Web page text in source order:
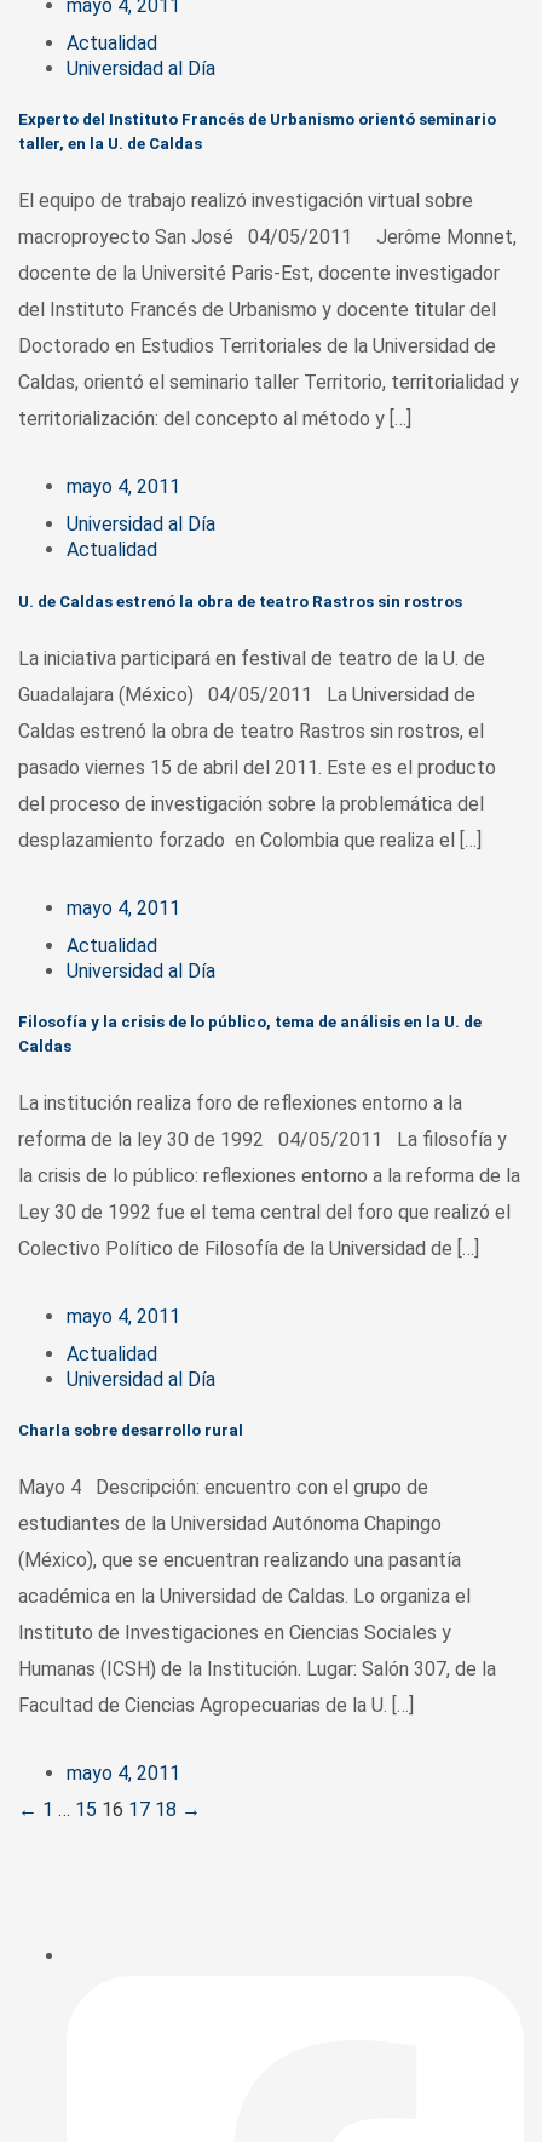
mayo 4, 2011
Actualidad
Universidad al Día
Experto del Instituto Francés de Urbanismo orientó seminario
taller, en la U. de Caldas
El equipo de trabajo realizó investigación virtual sobre
macroproyecto San José 04/05/2011 Jerôme Monnet,
docente de la Université Paris-Est, docente investigador
del Instituto Francés de Urbanismo y docente titular del
Doctorado en Estudios Territoriales de la Universidad de
Caldas, orientó el seminario taller Territorio, territorialidad y
territorialización: del concepto al método y […]
mayo 4, 2011
Universidad al Día
Actualidad
U. de Caldas estrenó la obra de teatro Rastros sin rostros
La iniciativa participará en festival de teatro de la U. de
Guadalajara (México) 04/05/2011 La Universidad de
Caldas estrenó la obra de teatro Rastros sin rostros, el
pasado viernes 15 de abril del 2011. Este es el producto
del proceso de investigación sobre la problemática del
desplazamiento forzado en Colombia que realiza el […]
mayo 4, 2011
Actualidad
Universidad al Día
Filosofía y la crisis de lo público, tema de análisis en la U. de
Caldas
La institución realiza foro de reflexiones entorno a la
reforma de la ley 30 de 1992 04/05/2011 La filosofía y
la crisis de lo público: reflexiones entorno a la reforma de la
Ley 30 de 1992 fue el tema central del foro que realizó el
Colectivo Político de Filosofía de la Universidad de […]
mayo 4, 2011
Actualidad
Universidad al Día
Charla sobre desarrollo rural
Mayo 4 Descripción: encuentro con el grupo de
estudiantes de la Universidad Autónoma Chapingo
(México), que se encuentran realizando una pasantía
académica en la Universidad de Caldas. Lo organiza el
Instituto de Investigaciones en Ciencias Sociales y
Humanas (ICSH) de la Institución. Lugar: Salón 307, de la
Facultad de Ciencias Agropecuarias de la U. […]
mayo 4, 2011
Posts
← 1 … 15 16 17 18 →